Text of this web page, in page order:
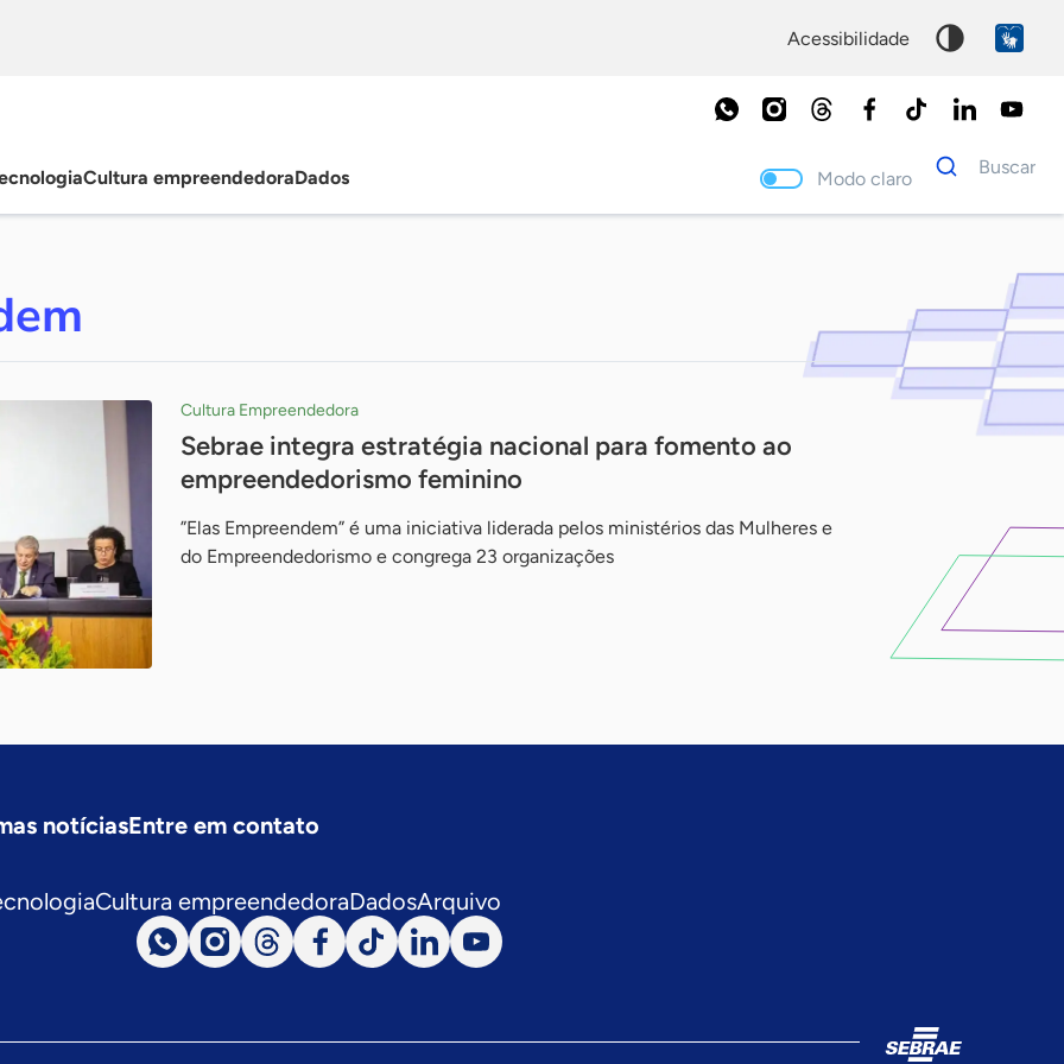
acessibilidade
Cultura empreendedoraDados Modo claro
Dados
para
Buscar
Cultura Empreendedora
Sebrae integra estratégia nacional para fomento ao
empreendedorismo feminino
”Elas Empreendem” é uma iniciativa liderada pelos ministérios das Mulheres e
do Empreendedorismo e congrega 23 organizações
notíciasEntre em contato
Cultura empreendedoraDadosArquivo